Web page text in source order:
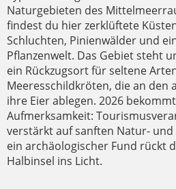
Naturgebieten des
findest du hier zerklüftete
Schluchten, Pinienwälder und
Pflanzenwelt. Das Gebiet steht
ein Rückzugsort für seltene
Meeresschildkröten, die an den
ihre Eier ablegen. 2026
Aufmerksamkeit:
verstärkt auf sanften Natur-
ein archäologischer Fund rückt
Halbinsel ins Licht.